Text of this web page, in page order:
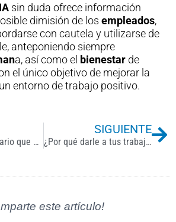
IA sin duda ofrece información
dimisión de los empleados,
con cautela y utilizarse de
anteponiendo siempre
a, así como el bienestar de
el único objetivo de mejorar la
entorno de trabajo positivo.
¿Será más necesario que nunca capacitar en 2024?
SIGUIENTE
¿Por qué darle a tus trabajadores libertad para liderar?
este artículo!